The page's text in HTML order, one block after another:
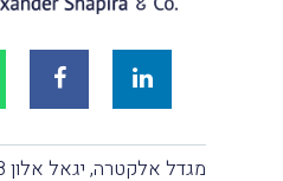
מגדל אלקטרה, יגאל אלון 98, תל-אביב 6789141